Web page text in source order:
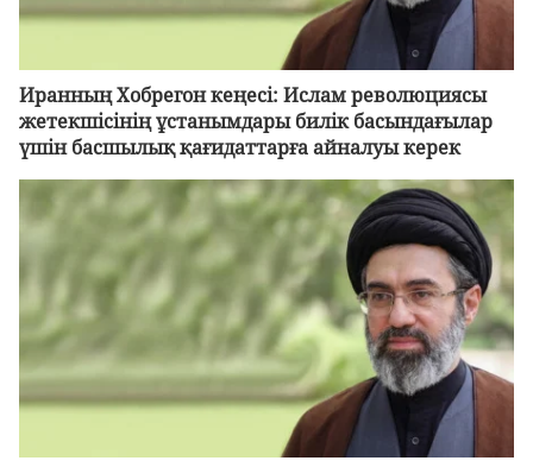
Иранның Хобрегон кеңесі: Ислам революциясы
жетекшісінің ұстанымдары билік басындағылар
үшін басшылық қағидаттарға айналуы керек